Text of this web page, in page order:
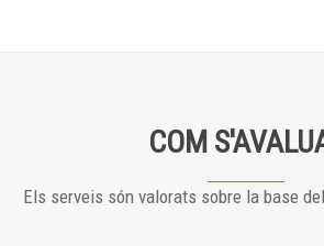
COM
Els serveis són valorats sobre la base